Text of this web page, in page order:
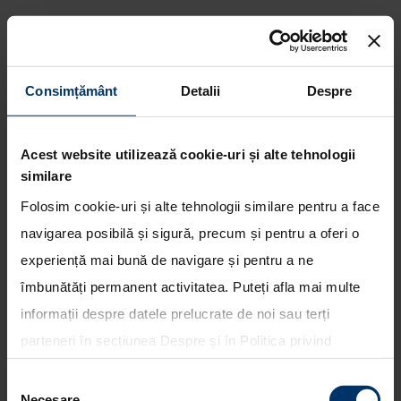
Consimțământ Detalii Despre
Acest website utilizează cookie-uri și alte tehnologii
similare
Folosim cookie-uri și alte tehnologii similare pentru a face
navigarea posibilă și sigură, precum și pentru a oferi o
experiență mai bună de navigare și pentru a ne
îmbunătăți permanent activitatea. Puteți afla mai multe
informații despre datele prelucrate de noi sau terți
parteneri în secțiunea Despre și în Politica privind
toate cookie-urile, una sau mai multe categorii sau să
Echipajele Hyundai Motorsport
sunt pregatite pentru noi
provocari in Raliul Australiei